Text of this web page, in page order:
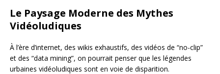
Le Paysage Moderne des Mythes
Vidéoludiques
À l’ère d’internet, des wikis exhaustifs, des vidéos de “no-clip”
et des “data mining”, on pourrait penser que les légendes
urbaines vidéoludiques sont en voie de disparition.